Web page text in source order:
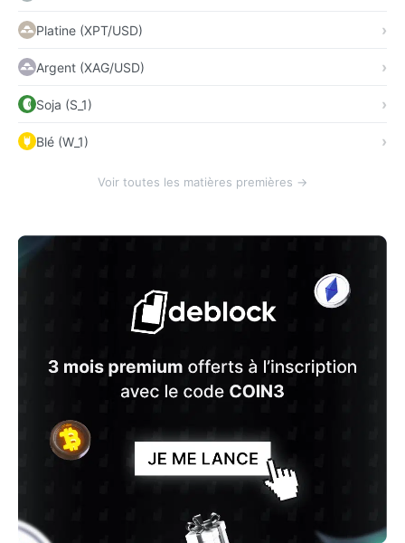
Platine (XPT/USD)
Argent (XAG/USD)
Soja (S_1)
Blé (W_1)
Voir toutes les matières premières →